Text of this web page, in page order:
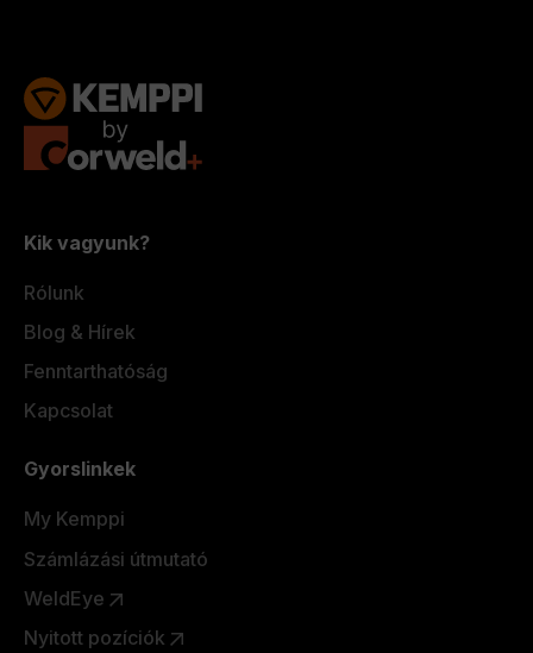
Kik vagyunk?
Rólunk
Blog & Hírek
Fenntarthatóság
Kapcsolat
Gyorslinkek
My Kemppi
Számlázási útmutató
WeldEye
Nyitott pozíciók